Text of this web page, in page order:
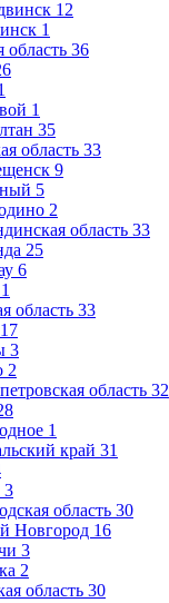
12
1
область 36
1
35
область 33
9
5
2
область 33
25
6
1
область 33
17
3
2
область 32
1
край 31
3
область 30
Новгород 16
3
2
область 30